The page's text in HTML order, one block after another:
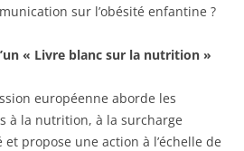
sur l’obésité enfantine ?
« Livre blanc sur la nutrition »
européenne aborde les
à la nutrition, à la surcharge
et propose une action à l’échelle de